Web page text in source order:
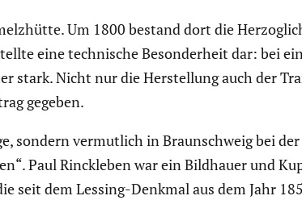
Um 1800 bestand dort die
eine techni­sche Beson­der­heit dar: bei
Nicht nur die Herstel­lung auch der
gegeben.
sondern vermut­lich in Braun­schweig bei
Paul Rinck­leben war ein Bildhauer und
seit dem Lessing-Denkmal aus dem Jahr